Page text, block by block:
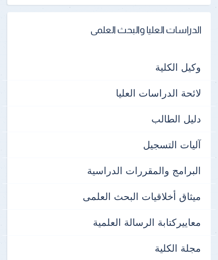
الدراسات العليا والبحث العلمى
وكيل الكلية
لائحة الدراسات العليا
دليل الطالب
آليات التسجيل
البرامج والمقررات الدراسية
ميثاق أخلاقيات البحث العلمى
معاييركتابة الرسالة العلمية
مجلة الكلية